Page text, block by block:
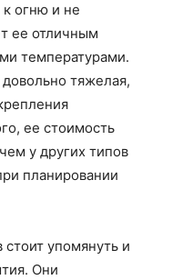
огню и не
ее отличным
температурами.
тяжелая,
ее стоимость
у других типов
планировании
упомянуть и
Они